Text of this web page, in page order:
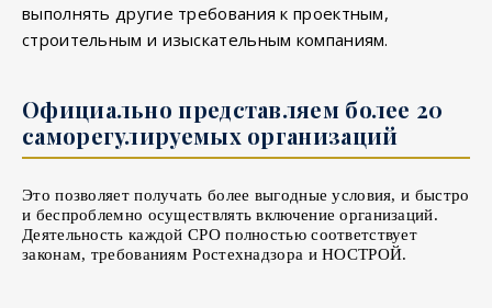
выполнять другие требования к проектным,
строительным и изыскательным компаниям.
Официально представляем более 20
саморегулируемых организаций
Это позволяет получать более выгодные условия, и быстро
и беспроблемно осуществлять включение организаций.
Деятельность каждой СРО полностью соответствует
законам, требованиям Ростехнадзора и НОСТРОЙ.